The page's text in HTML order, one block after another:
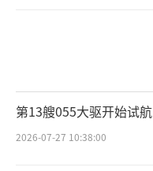
第13艘055大驱开始试航
2026-07-27 10:38:00